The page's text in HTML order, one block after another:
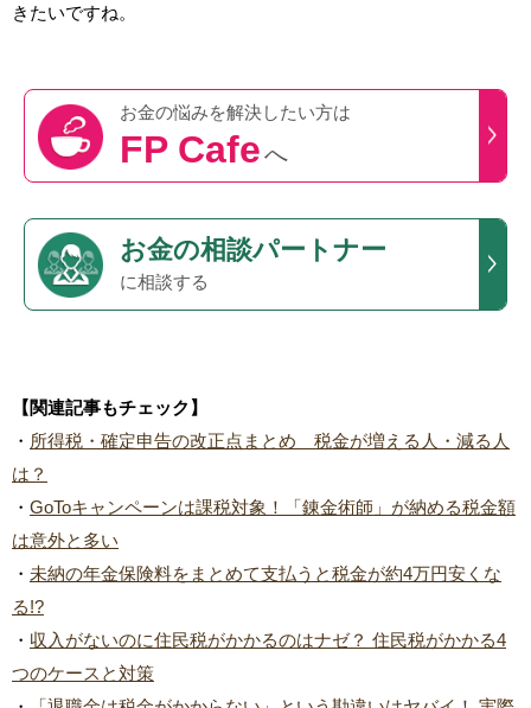
きたいですね。
お金の悩みを解決したい方は
FP Cafeへ
お金の相談パートナー
に相談する
【関連記事もチェック】
・ 所得税・確定申告の改正点まとめ 税金が増える人・減る人
は？
・ GoToキャンペーンは課税対象！「錬金術師」が納める税金額
は意外と多い
・ 未納の年金保険料をまとめて支払うと税金が約4万円安くな
る!?
・ 収入がないのに住民税がかかるのはナゼ？ 住民税がかかる4
つのケースと対策